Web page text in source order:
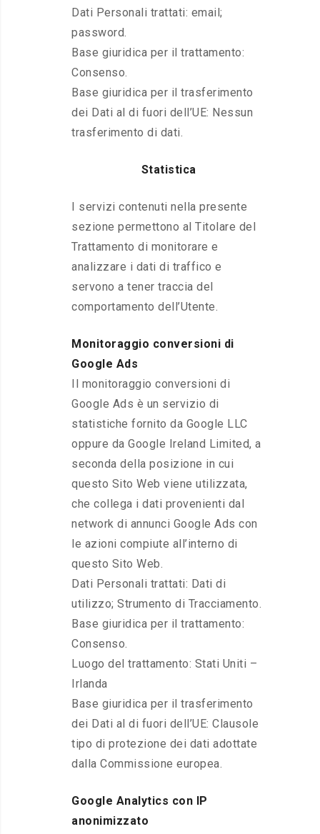
Dati Personali trattati: email;
password.
Base giuridica per il trattamento:
Consenso.
Base giuridica per il trasferimento
dei Dati al di fuori dell’UE: Nessun
trasferimento di dati.
Statistica
I servizi contenuti nella presente
sezione permettono al Titolare del
Trattamento di monitorare e
analizzare i dati di traffico e
servono a tener traccia del
comportamento dell’Utente.
Monitoraggio conversioni di
Google Ads
Il monitoraggio conversioni di
Google Ads è un servizio di
statistiche fornito da Google LLC
oppure da Google Ireland Limited, a
seconda della posizione in cui
questo Sito Web viene utilizzata,
che collega i dati provenienti dal
network di annunci Google Ads con
le azioni compiute all’interno di
questo Sito Web.
Dati Personali trattati: Dati di
utilizzo; Strumento di Tracciamento.
Base giuridica per il trattamento:
Consenso.
Luogo del trattamento: Stati Uniti –
Irlanda
Base giuridica per il trasferimento
dei Dati al di fuori dell’UE: Clausole
tipo di protezione dei dati adottate
dalla Commissione europea.
Google Analytics con IP
anonimizzato